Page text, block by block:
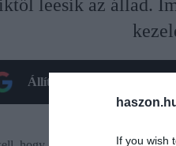
If you wish
leesik az állad.
Állítsd be oldalunkat